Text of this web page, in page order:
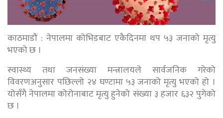
काठमाडौं : नेपालमा कोभिडबाट एकैदिनमा थप ५३ जनाको मृत्यु
भएको छ ।
स्वास्थ्य तथा जनसंख्या मन्त्रालयले सार्वजनिक गरेको
विवरणअनुसार पछिल्लो २४ घण्टामा ५३ जनाको मृत्यु भएको हो ।
योसँगै नेपालमा कोरोनाबाट मृत्यु हुनेको संख्या ३ हजार ६३२ पुगेको
छ ।